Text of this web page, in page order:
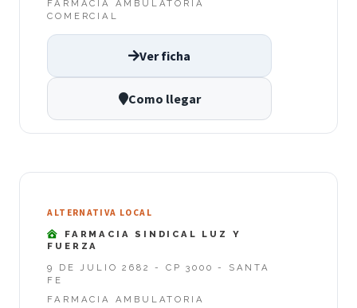
FARMACIA AMBULATORIA
COMERCIAL
Ver ficha
Como llegar
ALTERNATIVA LOCAL
FARMACIA SINDICAL LUZ Y
FUERZA
9 DE JULIO 2682 - CP 3000 - SANTA
FE
FARMACIA AMBULATORIA